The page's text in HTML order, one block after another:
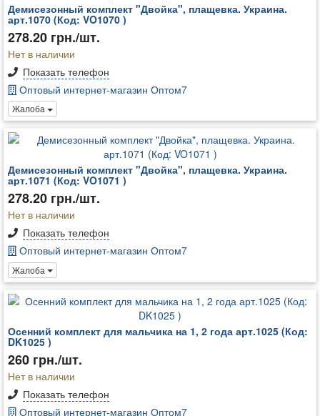
Демисезонный комплект "Двойка", плащевка. Украина.
арт.1070 (Код: VO1070 )
278.20 грн./шт.
Нет в наличии
Показать телефон
Оптовый интернет-магазин Оптом7
Жалоба
Демисезонный комплект "Двойка", плащевка. Украина.
арт.1071 (Код: VO1071 )
278.20 грн./шт.
Нет в наличии
Показать телефон
Оптовый интернет-магазин Оптом7
Жалоба
Осенний комплект для мальчика на 1, 2 года арт.1025 (Код:
DK1025 )
260 грн./шт.
Нет в наличии
Показать телефон
Оптовый интернет-магазин Оптом7